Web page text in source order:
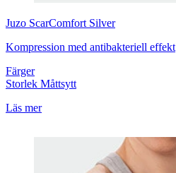
Juzo ScarComfort Silver
Kompression med antibakteriell effekt
Färger
Storlek Måttsytt
Läs mer